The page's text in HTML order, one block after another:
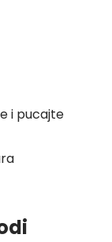
i pucajte